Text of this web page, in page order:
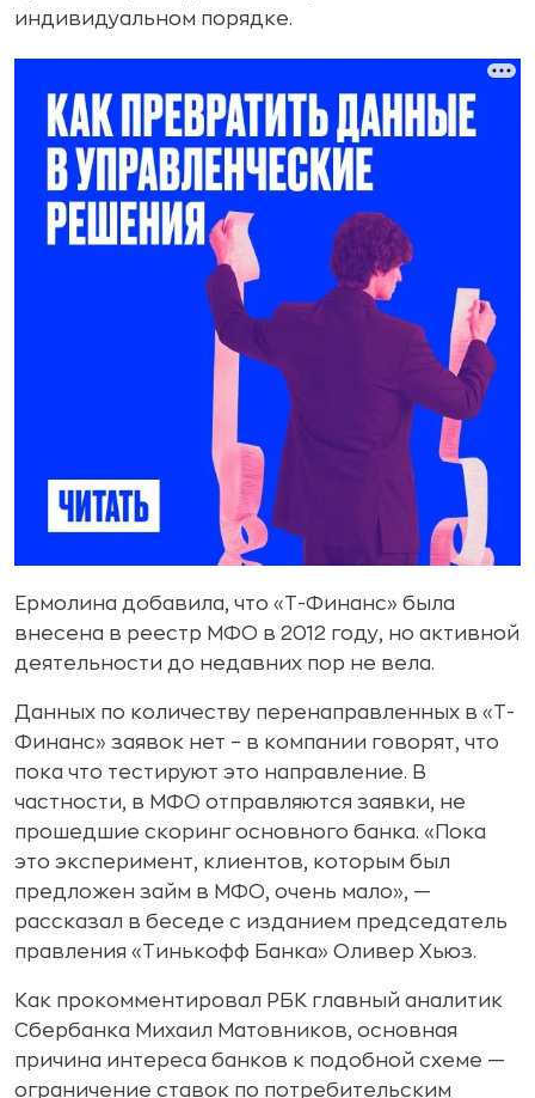
индивидуальном порядке.
Ермолина добавила, что «Т-Финанс» была
внесена в реестр МФО в 2012 году, но активной
деятельности до недавних пор не вела.
Данных по количеству перенаправленных в «Т-
Финанс» заявок нет – в компании говорят, что
пока что тестируют это направление. В
частности, в МФО отправляются заявки, не
прошедшие скоринг основного банка. «Пока
это эксперимент, клиентов, которым был
предложен займ в МФО, очень мало», —
рассказал в беседе с изданием председатель
правления «Тинькофф Банка» Оливер Хьюз.
Как прокомментировал РБК главный аналитик
Сбербанка Михаил Матовников, основная
причина интереса банков к подобной схеме —
ограничение ставок по потребительским